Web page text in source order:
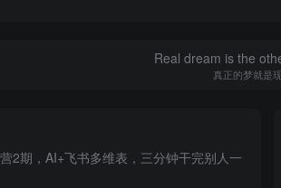
Real dream is the
真正的梦就是
2期，AI+飞书多维表，三分钟干完别人一